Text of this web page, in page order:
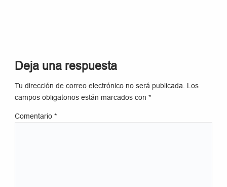
Deja una respuesta
Tu dirección de correo electrónico no será publicada. Los
campos obligatorios están marcados con*
Comentario*